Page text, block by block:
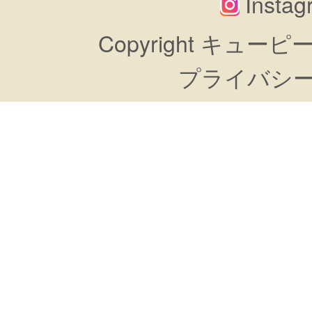
Copyright キューピ
プライバシ